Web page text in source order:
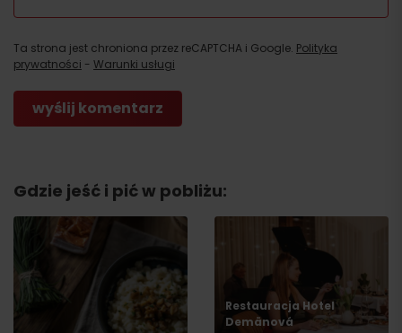
Ta strona jest chroniona przez reCAPTCHA i Google. Polityka
prywatności - Warunki usługi
Gdzie jeść i pić w pobliżu:
Restauracja Hotel
Demänová
Przyjazd